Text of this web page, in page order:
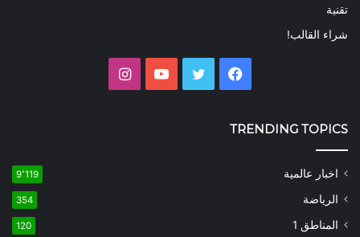
تقنية
شراء القالب!
فيسبوك تويتر يوتيوب
TRENDING TOPICS
اخبار عالمية 9٬119
الرياضة 354
المناطق 1 120